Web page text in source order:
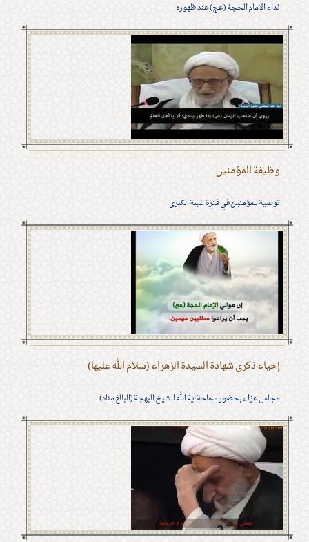
نداء الامام الحجة (عج) عند ظهوره
وظيفة المؤمنين
توصية للمؤمنين في فترة غيبة الكبرى
إحياء ذكرى شهادة السيدة الزهراء (سلام الله عليها)
مجلس عزاء بحضور سماحة آية الله الشيخ البهجة (البالغ مناه)